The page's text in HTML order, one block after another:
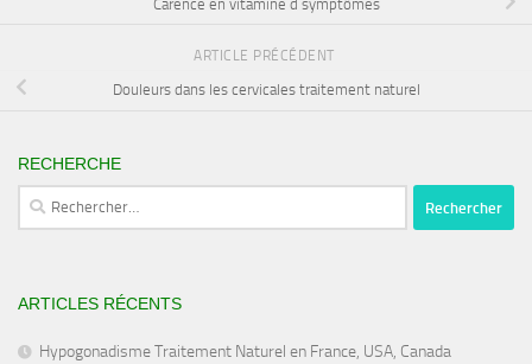
Carence en vitamine d symptômes
ARTICLE PRÉCÉDENT
Douleurs dans les cervicales traitement naturel
RECHERCHE
Rechercher :
ARTICLES RÉCENTS
Hypogonadisme Traitement Naturel en France, USA, Canada